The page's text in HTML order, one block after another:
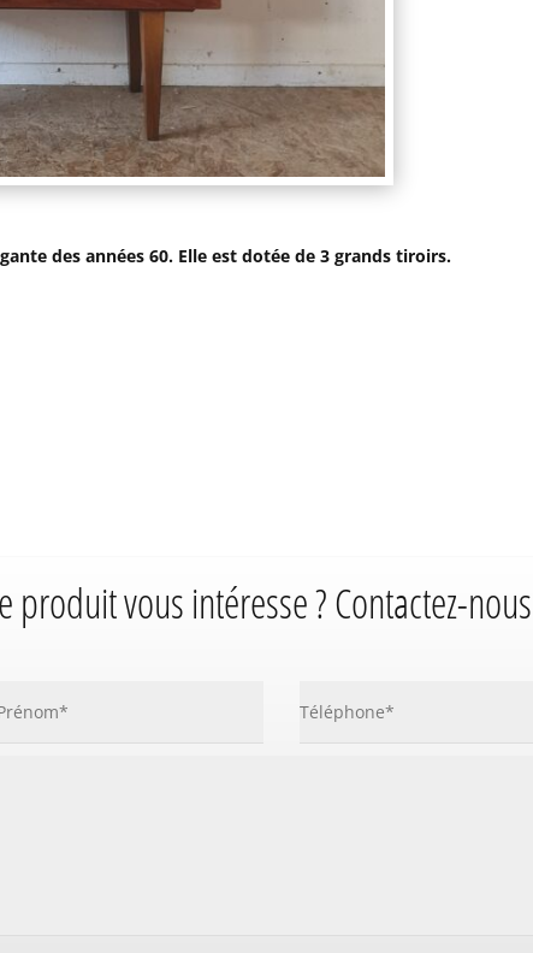
des années 60. Elle est dotée de 3 grands tiroirs.
produit vous intéresse ? Contactez-